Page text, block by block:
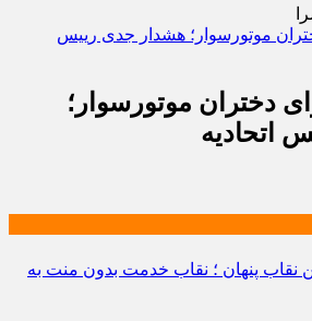
دختران موتورسوار؛
اتحادیه